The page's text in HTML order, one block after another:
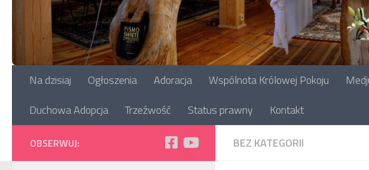
Na dzisiaj Ogłoszenia Adoracja Wspólnota Królowej Pokoju
Duchowa Adopcja
Trzeźwość Status prawny Kontakt
BEZ KATEGORII
OBSERWUJ: